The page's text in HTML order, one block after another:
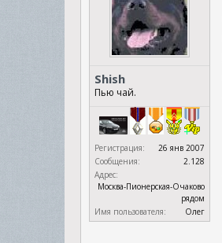
Shish
Пью чай.
Регистрация:
26 янв 2007
Сообщения:
2.128
Адрес:
Москва-Пионерская-Очаково
рядом
Имя пользователя:
Олег